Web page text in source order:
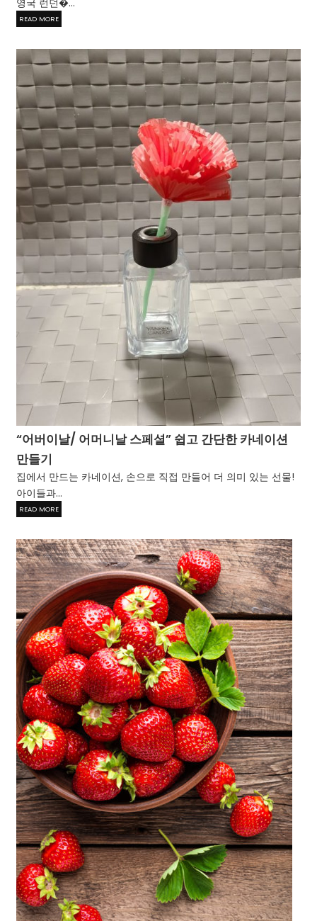
영국 런던�...
READ MORE
“어버이날/ 어머니날 스페셜” 쉽고 간단한 카네이션
만들기
집에서 만드는 카네이션, 손으로 직접 만들어 더 의미 있는 선물!
아이들과...
READ MORE